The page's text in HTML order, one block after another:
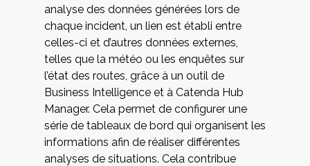
analyse des données générées lors de
chaque incident, un lien est établi entre
celles-ci et d’autres données externes,
telles que la météo ou les enquêtes sur
l’état des routes, grâce à un outil de
Business Intelligence et à Catenda Hub
Manager. Cela permet de configurer une
série de tableaux de bord qui organisent les
informations afin de réaliser différentes
analyses de situations. Cela contribue